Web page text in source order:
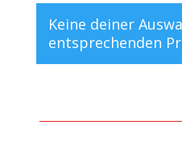
Keine deiner
entsprechenden